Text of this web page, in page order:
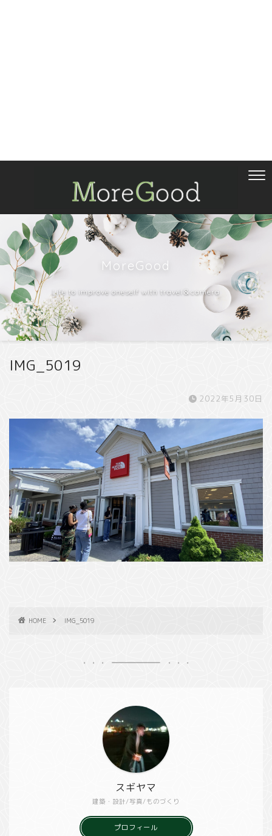
MoreGood
Life to improve oneself with travel＆camera
IMG_5019
2022年5月30日
HOME IMG_5019
建築・設計/写真/ものづくり
スギヤマ
プロフィール